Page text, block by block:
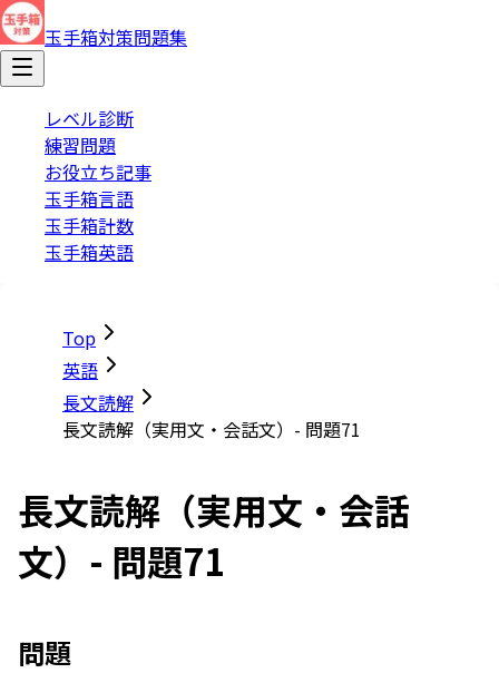
玉手箱対策問題集
レベル診断
練習問題
お役立ち記事
玉手箱言語
玉手箱計数
玉手箱英語
Top
英語
長文読解
長文読解（実用文・会話文）- 問題71
長文読解（実用文・会話
文）- 問題71
問題